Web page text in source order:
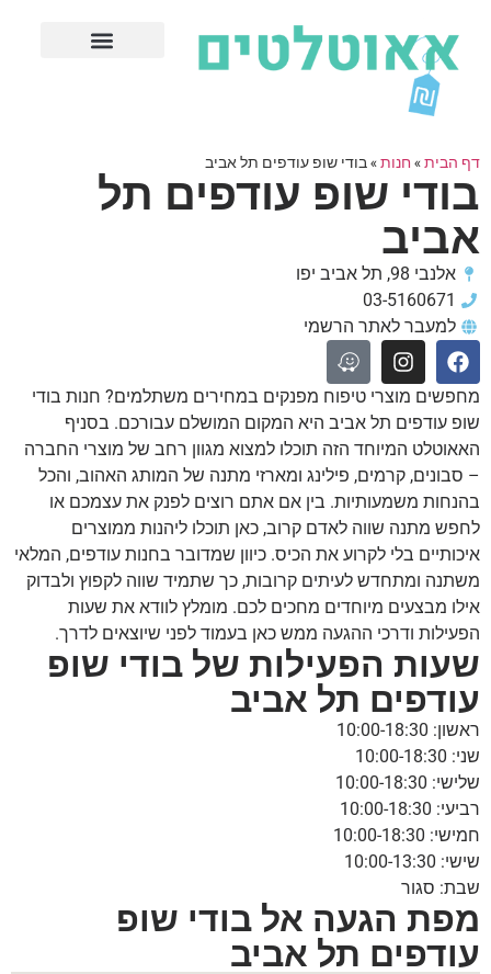
דף הבית» חנות»בודי שופ עודפים תל אביב
בודי שופ עודפים תל
אביב
אלנבי 98, תל אביב יפו
03-5160671
למעבר לאתר הרשמי
מחפשים מוצרי טיפוח מפנקים במחירים משתלמים? חנות בודי
שופ עודפים תל אביב היא המקום המושלם עבורכם. בסניף
האאוטלט המיוחד הזה תוכלו למצוא מגוון רחב של מוצרי החברה
– סבונים, קרמים, פילינג ומארזי מתנה של המותג האהוב, והכל
בהנחות משמעותיות. בין אם אתם רוצים לפנק את עצמכם או
לחפש מתנה שווה לאדם קרוב, כאן תוכלו ליהנות ממוצרים
איכותיים בלי לקרוע את הכיס. כיוון שמדובר בחנות עודפים, המלאי
משתנה ומתחדש לעיתים קרובות, כך שתמיד שווה לקפוץ ולבדוק
אילו מבצעים מיוחדים מחכים לכם. מומלץ לוודא את שעות
הפעילות ודרכי ההגעה ממש כאן בעמוד לפני שיוצאים לדרך.
שעות הפעילות של בודי שופ
עודפים תל אביב
ראשון: 10:00-18:30
שני: 10:00-18:30
שלישי: 10:00-18:30
רביעי: 10:00-18:30
חמישי: 10:00-18:30
שישי: 10:00-13:30
שבת: סגור
מפת הגעה אל בודי שופ
עודפים תל אביב